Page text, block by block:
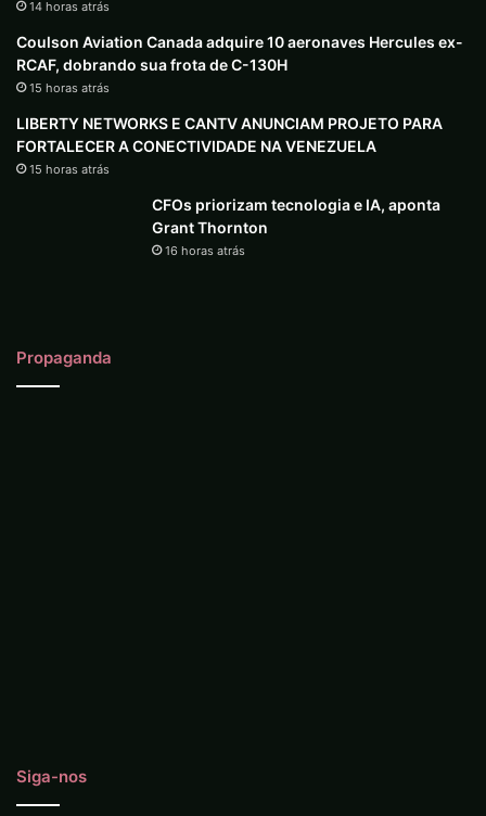
14 horas atrás
Coulson Aviation Canada adquire 10 aeronaves Hercules ex-
RCAF, dobrando sua frota de C-130H
15 horas atrás
LIBERTY NETWORKS E CANTV ANUNCIAM PROJETO PARA
FORTALECER A CONECTIVIDADE NA VENEZUELA
15 horas atrás
CFOs priorizam tecnologia e IA, aponta
Grant Thornton
16 horas atrás
Propaganda
Siga-nos